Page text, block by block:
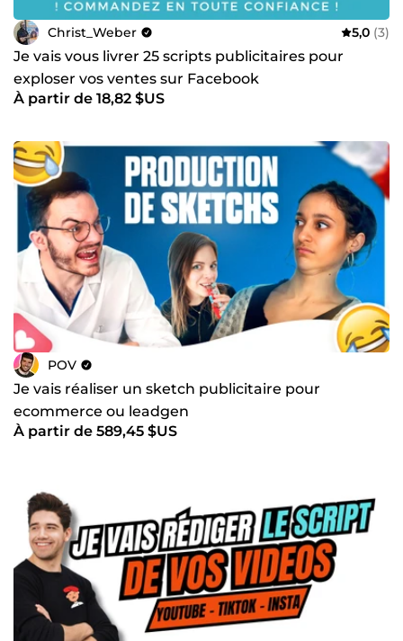
Christ_Weber 5,0 (3)
Je vais vous livrer 25 scripts publicitaires pour
exploser vos ventes sur Facebook
À partir de 18,82 $US
POV
Je vais réaliser un sketch publicitaire pour
ecommerce ou leadgen
À partir de 589,45 $US